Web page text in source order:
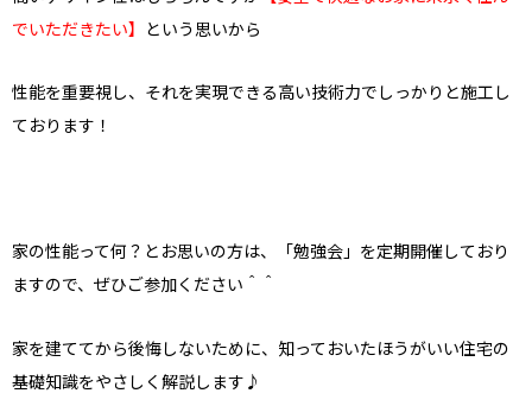
でいただきたい】 という思いから
性能を重要視し、それを実現できる高い技術力でしっかりと施工し
ております！
家の性能って何？とお思いの方は、「勉強会」を定期開催しており
ますので、ぜひご参加ください＾＾
家を建ててから後悔しないために、知っておいたほうがいい住宅の
基礎知識をやさしく解説します♪